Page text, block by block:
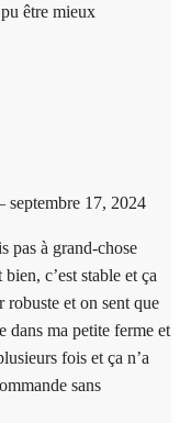
être mieux
septembre 17, 2024
pas à grand-chose
c’est stable et ça
robuste et on sent que
dans ma petite ferme et
fois et ça n’a
sans